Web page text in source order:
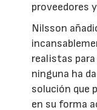
proveedores
Nilsson
realistas
ninguna ha
solución que
en su forma